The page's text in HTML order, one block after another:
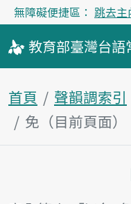
無障礙便捷區： 跳去主
教育部臺灣台語
首頁 聲韻調索引
免（目前頁面）